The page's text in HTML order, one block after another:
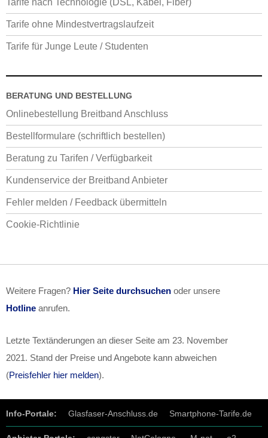
Tarife ohne Mindestvertragslaufzeit
Tarife für Junge Leute / Studenten
BERATUNG UND BESTELLUNG
Onlinebestellung Breitband Anschluss
Bestellformulare (schriftlich bestellen)
Beratung zu Tarifen / Verfügbarkeit
Kundenservice der Breitband Anbieter
Fehler melden / Feedback übermitteln
Cookie-Richtlinie
Weitere Fragen? Hier Seite durchsuchen oder unsere
Hotline anrufen.
Letzte Textänderungen an dieser Seite am 23. November
2021 . Stand der Preise und Angebote kann abweichen
(Preisfehler hier melden).
Info-Portale: Glasfaser-Anschluss.de Smartphone-Tarife.de